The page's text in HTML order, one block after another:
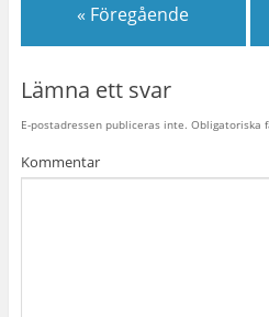
« Föregående
Lämna ett svar
E-postadressen publiceras inte. Obligatoriska
Kommentar